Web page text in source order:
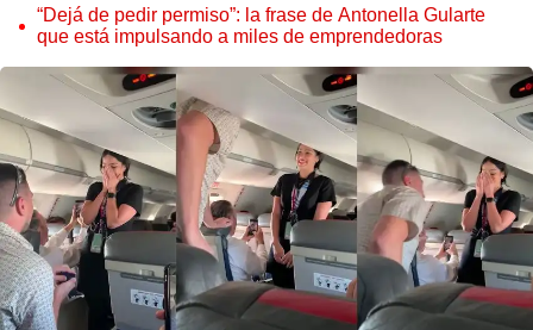
“Dejá de pedir permiso”: la frase de Antonella Gularte
que está impulsando a miles de emprendedoras